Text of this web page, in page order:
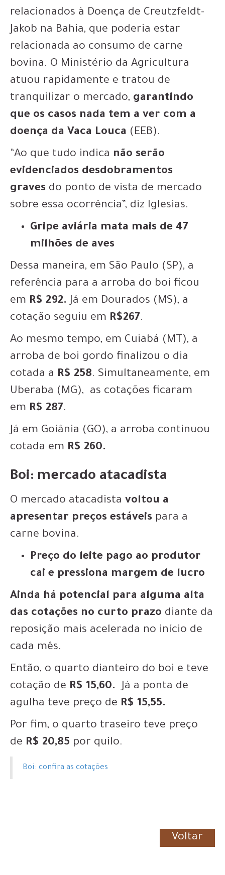
relacionados à Doença de Creutzfeldt-
Jakob na Bahia, que poderia estar
relacionada ao consumo de carne
bovina. O Ministério da Agricultura
atuou rapidamente e tratou de
tranquilizar o mercado, garantindo
que os casos nada tem a ver com a
doença da Vaca Louca (EEB).
“Ao que tudo indica não serão
evidenciados desdobramentos
graves do ponto de vista de mercado
sobre essa ocorrência”, diz Iglesias.
Gripe aviária mata mais de 47
milhões de aves
Dessa maneira, em São Paulo (SP), a
referência para a arroba do boi ficou
em R$ 292. Já em Dourados (MS), a
cotação seguiu em R$267.
Ao mesmo tempo, em Cuiabá (MT), a
arroba de boi gordo finalizou o dia
cotada a R$ 258. Simultaneamente, em
Uberaba (MG), as cotações ficaram
em R$ 287.
Já em Goiânia (GO), a arroba continuou
cotada em R$ 260.
Boi: mercado atacadista
O mercado atacadista voltou a
apresentar preços estáveis para a
carne bovina.
Preço do leite pago ao produtor
cai e pressiona margem de lucro
Ainda há potencial para alguma alta
das cotações no curto prazo diante da
reposição mais acelerada no início de
cada mês.
Então, o quarto dianteiro do boi e teve
cotação de R$ 15,60. Já a ponta de
agulha teve preço de R$ 15,55.
Por fim, o quarto traseiro teve preço
de R$ 20,85 por quilo.
Boi: confira as cotações
Voltar